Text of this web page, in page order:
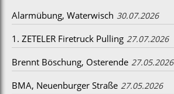
Alarmübung, Waterwisch 30.07.2026
1. ZETELER Firetruck Pulling 27.07.2026
Brennt Böschung, Osterende 27.05.2026
BMA, Neuenburger Straße 27.05.2026